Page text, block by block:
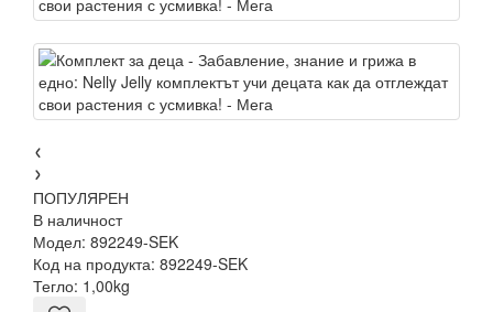
ПОПУЛЯРЕН
В наличност
Модел: 892249-SEK
Код на продукта: 892249-SEK
Тегло: 1,00kg